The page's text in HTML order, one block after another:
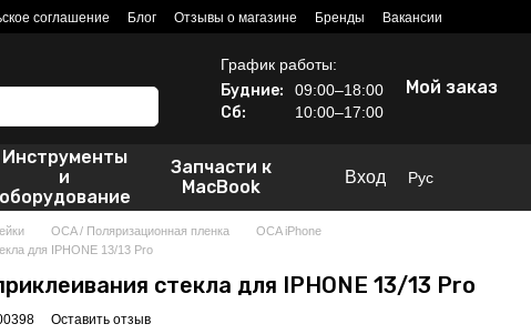
соглашение Блог Отзывы о магазине Бренды Вакансии
График работы:
Будние: 09:00–18:00
Сб: 10:00–17:00
Мой заказ
Инструменты
и
оборудование
Запчасти к
MacBook
Вход Рус
OCA / Поляризационная пленка
OCA iPhone
для IPHONE 13/13 Pro
стекла для IPHONE 13/13 Pro
Оставить отзыв